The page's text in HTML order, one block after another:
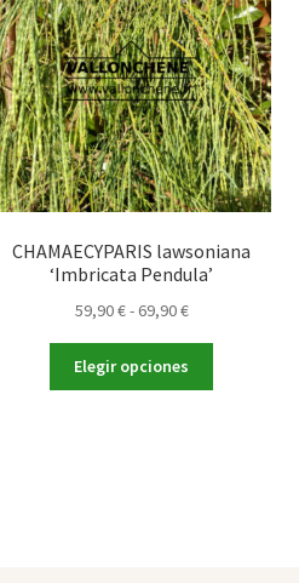
CHAMAECYPARIS lawsoniana
‘Imbricata Pendula’
59,90€- 69,90€Rango
precios:
desde
Elegir opciones